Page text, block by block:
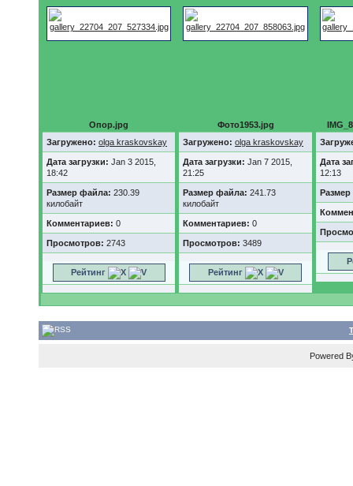
Опор.jpg
Загружено: olga kraskovskay
Дата загрузки: Jan 3 2015,
18:42
Размер файла: 230.39
килобайт
Комментариев: 0
Просмотров: 2743
Рейтинг
Фото1953.jpg
Загружено: olga kraskovskay
Дата загрузки: Jan 7 2015,
21:25
Размер файла: 241.73
килобайт
Комментариев: 0
Просмотров: 3489
Рейтинг
Дата
12:13
Powered